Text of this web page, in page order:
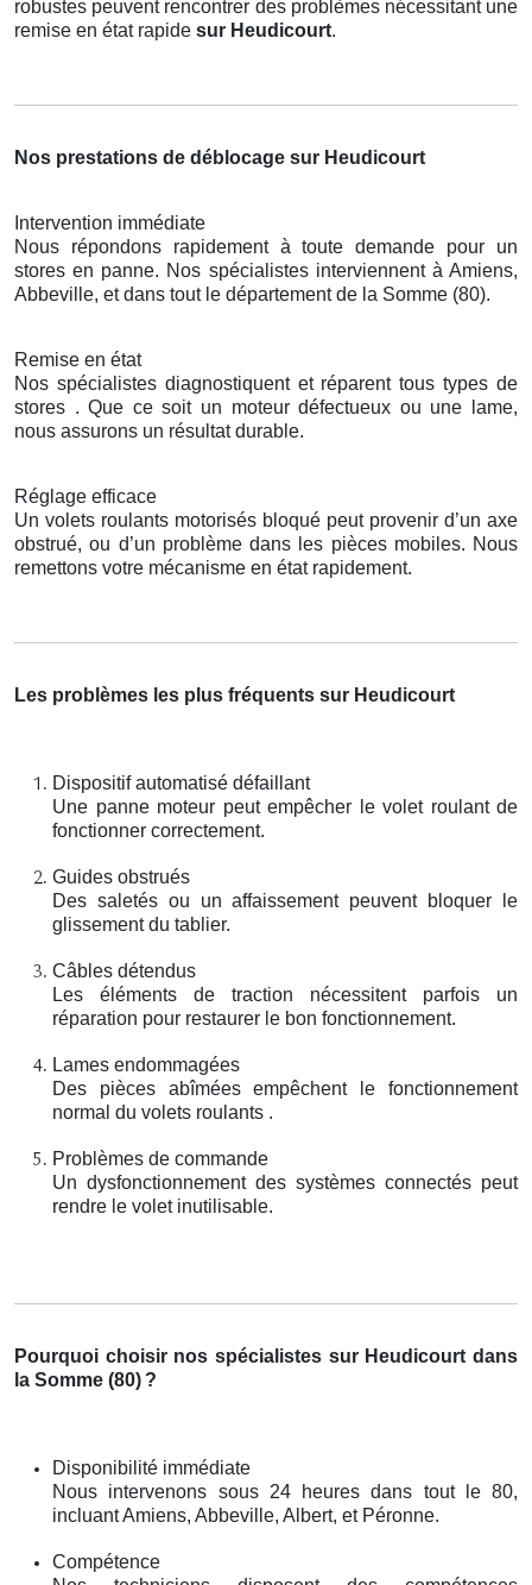
robustes peuvent rencontrer des problèmes nécessitant une
remise en état rapide sur Heudicourt.
Nos prestations de déblocage sur Heudicourt
Intervention immédiate
Nous répondons rapidement à toute demande pour un
stores en panne. Nos spécialistes interviennent à Amiens,
Abbeville, et dans tout le département de la Somme (80).
Remise en état
Nos spécialistes diagnostiquent et réparent tous types de
stores . Que ce soit un moteur défectueux ou une lame,
nous assurons un résultat durable.
Réglage efficace
Un volets roulants motorisés bloqué peut provenir d’un axe
obstrué, ou d’un problème dans les pièces mobiles. Nous
remettons votre mécanisme en état rapidement.
Les problèmes les plus fréquents sur Heudicourt
Dispositif automatisé défaillant
Une panne moteur peut empêcher le volet roulant de
fonctionner correctement.
Guides obstrués
Des saletés ou un affaissement peuvent bloquer le
glissement du tablier.
Câbles détendus
Les éléments de traction nécessitent parfois un
réparation pour restaurer le bon fonctionnement.
Lames endommagées
Des pièces abîmées empêchent le fonctionnement
normal du volets roulants .
Problèmes de commande
Un dysfonctionnement des systèmes connectés peut
rendre le volet inutilisable.
Pourquoi choisir nos spécialistes sur Heudicourt dans
la Somme (80) ?
Disponibilité immédiate
Nous intervenons sous 24 heures dans tout le 80,
incluant Amiens, Abbeville, Albert, et Péronne.
Compétence